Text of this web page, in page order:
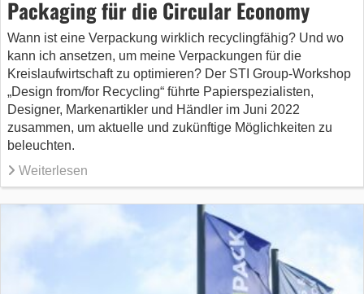
Packaging für die Circular Economy
Wann ist eine Verpackung wirklich recyclingfähig? Und wo
kann ich ansetzen, um meine Verpackungen für die
Kreislaufwirtschaft zu optimieren? Der STI Group-Workshop
„Design from/for Recycling“ führte Papierspezialisten,
Designer, Markenartikler und Händler im Juni 2022
zusammen, um aktuelle und zukünftige Möglichkeiten zu
beleuchten.
Weiterlesen